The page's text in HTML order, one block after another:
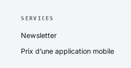
SERVICES
Newsletter
Prix d’une application mobile